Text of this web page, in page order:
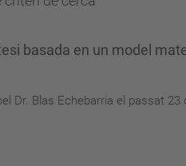
basada en un model
Dr. Blas Echebarria el passat 23